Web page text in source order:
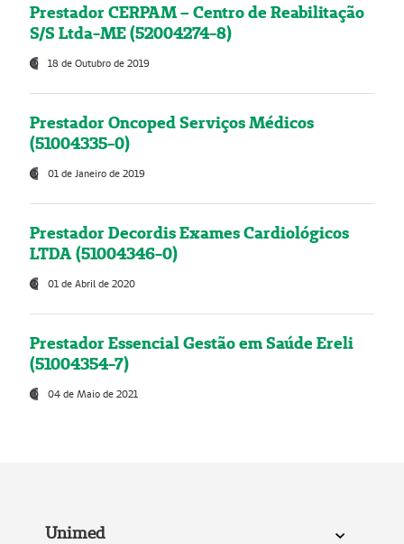
Prestador CERPAM – Centro de Reabilitação
S/S Ltda-ME (52004274-8)
18 de Outubro de 2019
Prestador Oncoped Serviços Médicos
(51004335-0)
01 de Janeiro de 2019
Prestador Decordis Exames Cardiológicos
LTDA (51004346-0)
01 de Abril de 2020
Prestador Essencial Gestão em Saúde Ereli
(51004354-7)
04 de Maio de 2021
Unimed